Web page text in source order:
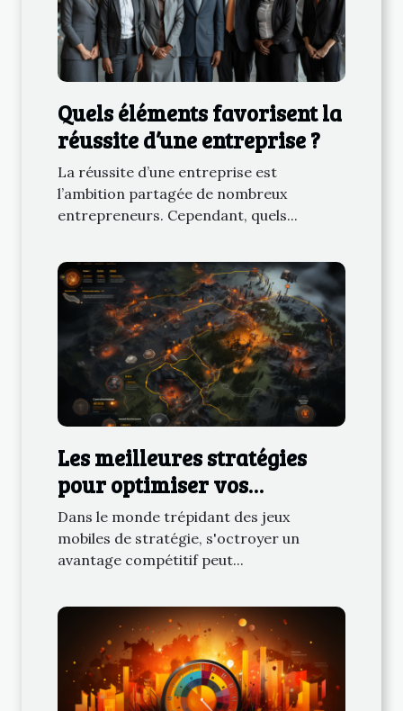
Quels éléments favorisent la
réussite d’une entreprise ?
La réussite d’une entreprise est
l’ambition partagée de nombreux
entrepreneurs. Cependant, quels...
Les meilleures stratégies
pour optimiser vos
performances dans les jeux
mobiles de stratégie
Dans le monde trépidant des jeux
mobiles de stratégie, s'octroyer un
avantage compétitif peut...